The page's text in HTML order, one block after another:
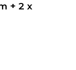
+ 2 x